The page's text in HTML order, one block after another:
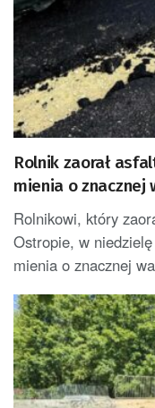
Rolnik zaorał
mienia o znacznej
Rolnikowi, który
Ostropie, w
mienia o znacznej